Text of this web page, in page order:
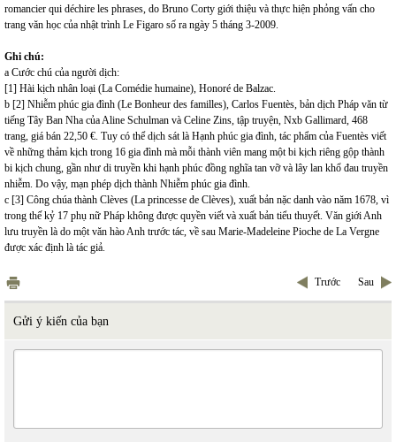
romancier qui déchire les phrases, do Bruno Corty giới thiệu và thực hiện phỏng vấn cho
trang văn học của nhật trình Le Figaro số ra ngày 5 tháng 3-2009.
Ghi chú:
a Cước chú của người dịch:
[1] Hài kịch nhân loại (La Comédie humaine), Honoré de Balzac.
b [2] Nhiễm phúc gia đình (Le Bonheur des familles), Carlos Fuentès, bản dịch Pháp văn từ
tiếng Tây Ban Nha của Aline Schulman và Celine Zins, tập truyện, Nxb Gallimard, 468
trang, giá bán 22,50 €. Tuy có thể dịch sát là Hạnh phúc gia đình, tác phẩm của Fuentès viết
về những thảm kịch trong 16 gia đình mà mỗi thành viên mang một bi kịch riêng gộp thành
bi kịch chung, gần như di truyền khi hạnh phúc đồng nghĩa tan vỡ và lây lan khổ đau truyền
nhiễm. Do vậy, mạn phép dịch thành Nhiễm phúc gia đình.
c [3] Công chúa thành Clèves (La princesse de Clèves), xuất bản nặc danh vào năm 1678, vì
trong thế kỷ 17 phụ nữ Pháp không được quyền viết và xuất bản tiểu thuyết. Văn giới Anh
lưu truyền là do một văn hào Anh trước tác, về sau Marie-Madeleine Pioche de La Vergne
được xác định là tác giả.
Trước Sau
Gửi ý kiến của bạn